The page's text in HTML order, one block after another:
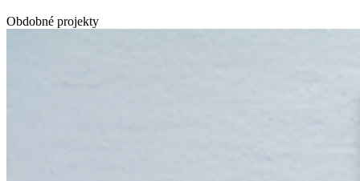
Obdobné projekty